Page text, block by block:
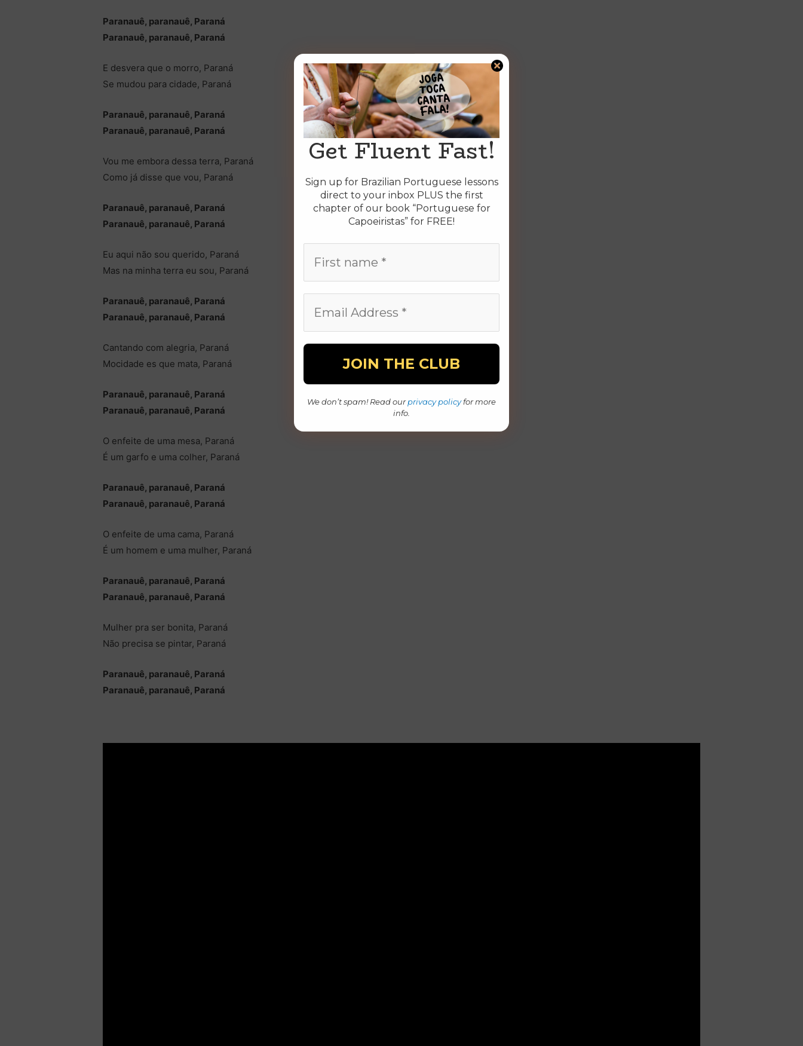
Paranauê, paranauê, Paraná
Paranauê, paranauê, Paraná
E desvera que o morro, Paraná
Se mudou para cidade, Paraná
Paranauê, paranauê, Paraná
Paranauê, paranauê, Paraná
Vou me embora dessa terra, Paraná
Como já disse que vou, Paraná
Paranauê, paranauê, Paraná
Paranauê, paranauê, Paraná
Eu aqui não sou querido, Paraná
Mas na minha terra eu sou, Paraná
Paranauê, paranauê, Paraná
Paranauê, paranauê, Paraná
Cantando com alegria, Paraná
Mocidade es que mata, Paraná
Paranauê, paranauê, Paraná
Paranauê, paranauê, Paraná
O enfeite de uma mesa, Paraná
É um garfo e uma colher, Paraná
Paranauê, paranauê, Paraná
Paranauê, paranauê, Paraná
O enfeite de uma cama, Paraná
É um homem e uma mulher, Paraná
Paranauê, paranauê, Paraná
Paranauê, paranauê, Paraná
Mulher pra ser bonita, Paraná
Não precisa se pintar, Paraná
Paranauê, paranauê, Paraná
Paranauê, paranauê, Paraná
Get Fluent Fast!
Sign up for Brazilian Portuguese lessons
direct to your inbox PLUS the first
chapter of our book “Portuguese for
Capoeiristas” for FREE!
We don’t spam! Read ourprivacy policyfor more
info.